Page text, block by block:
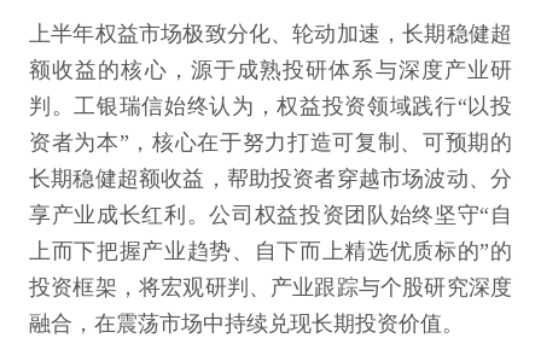
上半年权益市场极致分化、轮动加速，长期稳健超
额收益的核心，源于成熟投研体系与深度产业研
判。工银瑞信始终认为，权益投资领域践行“以投
资者为本”，核心在于努力打造可复制、可预期的
长期稳健超额收益，帮助投资者穿越市场波动、分
享产业成长红利。公司权益投资团队始终坚守“自
上而下把握产业趋势、自下而上精选优质标的”的
投资框架，将宏观研判、产业跟踪与个股研究深度
融合，在震荡市场中持续兑现长期投资价值。